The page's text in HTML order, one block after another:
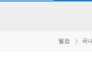
웰컴 국